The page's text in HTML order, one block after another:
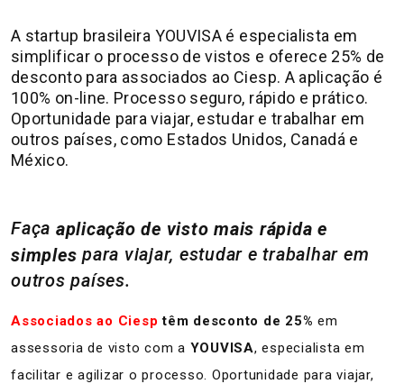
A startup brasileira YOUVISA é especialista em
simplificar o processo de vistos e oferece 25% de
desconto para associados ao Ciesp. A aplicação é
100% on-line. Processo seguro, rápido e prático.
Oportunidade para viajar, estudar e trabalhar em
outros países, como Estados Unidos, Canadá e
México.
Faça aplicação de visto mais rápida e
simples para viajar, estudar e trabalhar em
outros países.
Associados ao Ciesp têm desconto de 25% em
assessoria de visto com a YOUVISA, especialista em
facilitar e agilizar o processo. Oportunidade para viajar,